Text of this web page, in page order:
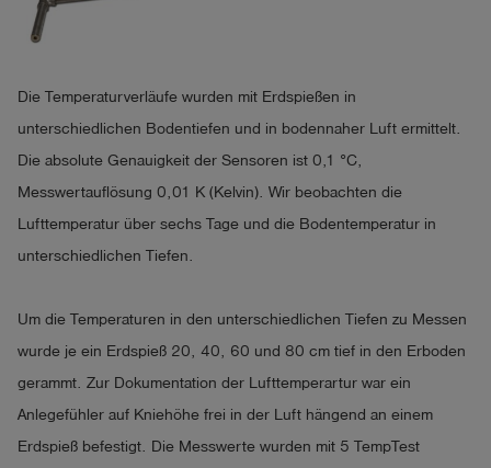
Die Temperaturverläufe wurden mit Erdspießen in
unterschiedlichen Bodentiefen und in bodennaher Luft ermittelt.
Die absolute Genauigkeit der Sensoren ist 0,1 °C,
Messwertauflösung 0,01 K (Kelvin). Wir beobachten die
Lufttemperatur über sechs Tage und die Bodentemperatur in
unterschiedlichen Tiefen.
Um die Temperaturen in den unterschiedlichen Tiefen zu Messen
wurde je ein Erdspieß 20, 40, 60 und 80 cm tief in den Erboden
gerammt. Zur Dokumentation der Lufttemperartur war ein
Anlegefühler auf Kniehöhe frei in der Luft hängend an einem
Erdspieß befestigt. Die Messwerte wurden mit 5 TempTest